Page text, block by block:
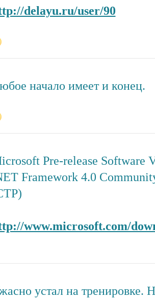
delayu.ru/user/90
начало имеет и конец.
Pre-release Software
Framework 4.0
www.microsoft.com/
устал на тренировке.